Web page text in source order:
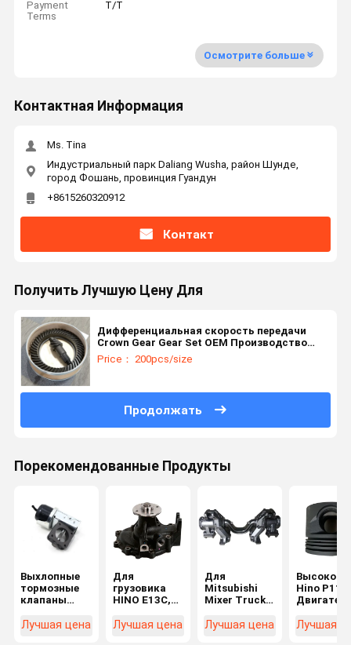
Payment
Terms
T/T
Осмотрите больше
Контактная Информация
Ms. Tina
Индустриальный парк Daliang Wusha, район Шунде,
город Фошань, провинция Гуандун
+8615260320912
Контакт
Получить Лучшую Цену Для
Дифференциальная скорость передачи
Crown Gear Gear Set OEM Производство
подходит для Isuzu Toyota 41201-80181
41201-80204 41201-69815 20CrMnTi
Price： 200pcs/size
Продолжать
Порекомендованные Продукты
Выхлопные
тормозные
клапаны
выхлопные
Лучшая цена
Для
грузовика
HINO E13C,
Водокача
Лучшая цена
Для
Mitsubishi
Mixer Truck
Balance
Лучшая цена
Hino P11C
Отливный
Лучшая